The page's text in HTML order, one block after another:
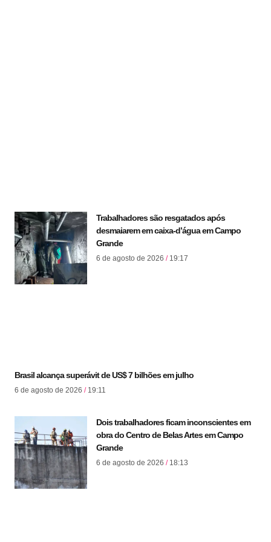
Trabalhadores são resgatados após
desmaiarem em caixa-d’água em Campo
Grande
6 de agosto de 2026 19:17
Brasil alcança superávit de US$ 7 bilhões em julho
6 de agosto de 2026 19:11
Dois trabalhadores ficam inconscientes em
obra do Centro de Belas Artes em Campo
Grande
6 de agosto de 2026 18:13